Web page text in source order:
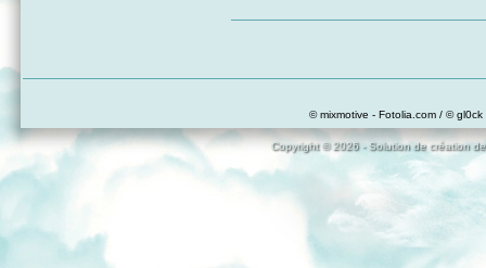
© mixmotive - Fotolia.com / ©
Copyright © 2026 - Solution de création